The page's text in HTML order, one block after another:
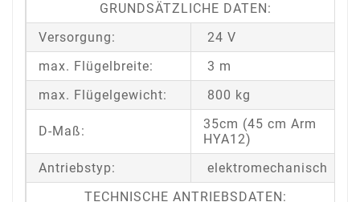
GRUNDSÄTZLICHE DATEN:
Versorgung:
24 V
max. Flügelbreite:
3 m
max. Flügelgewicht:
800 kg
D-Maß:
35cm (45 cm Arm
HYA12)
Antriebstyp:
elektromechanisch
TECHNISCHE ANTRIEBSDATEN: